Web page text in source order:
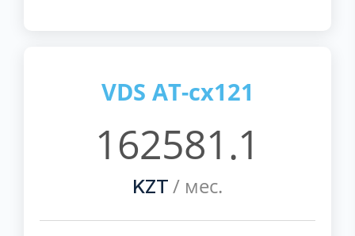
VDS AT-cx121
162581.1
KZT / мес.